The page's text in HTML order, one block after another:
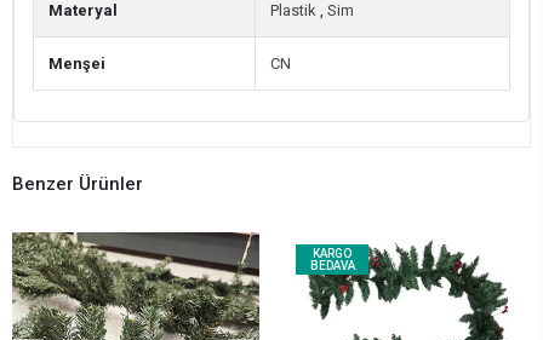
Materyal Plastik , Sim
Menşei CN
Benzer Ürünler
KARGO
BEDAVA